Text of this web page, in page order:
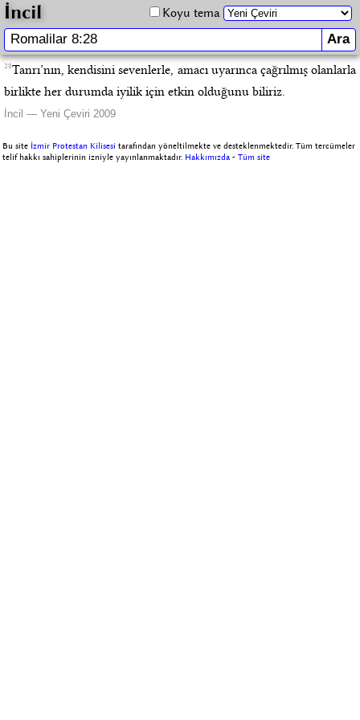
İncil Koyu tema
28Tanrı’nın, kendisini sevenlerle, amacı uyarınca çağrılmış olanlarla
birlikte her durumda iyilik için etkin olduğunu biliriz.
İncil — Yeni Çeviri 2009
Bu site İzmir Protestan Kilisesi tarafından yöneltilmekte ve desteklenmektedir. Tüm tercümeler
telif hakkı sahiplerinin izniyle yayınlanmaktadır. Hakkımızda -Tüm site